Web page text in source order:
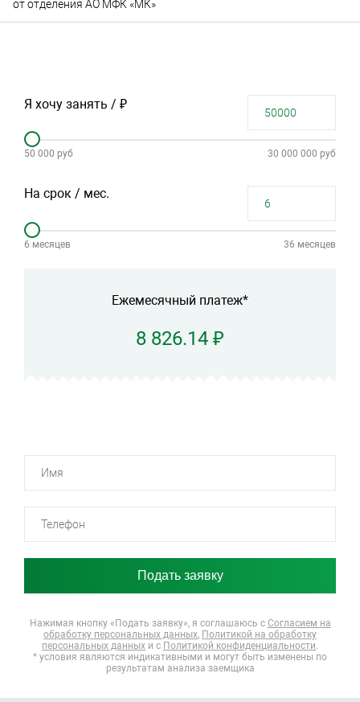
от отделения АО МФК «МК»
Я хочу занять / ₽
50 000 руб 30 000 000 руб
На срок / мес.
6 месяцев 36 месяцев
Ежемесячный платеж*
8 826.14 ₽
Нажимая кнопку «Подать заявку», я соглашаюсь с Согласием на
обработку персональных данных, Политикой на обработку
персональных данных и с Политикой конфиденциальности.
* условия являются индикативными и могут быть изменены по
результатам анализа заемщика